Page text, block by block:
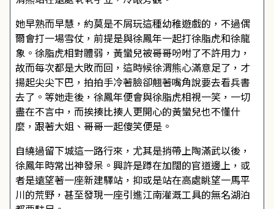
她早熟而早慧，約莫是不屑玩這種幼稚遊戲的，不過偶
爾會打一場雪仗，前提是與徐鳳年一起打徐脂虎和徐龍
象。徐脂虎相對體弱，黃蠻兒被哥哥吩咐了不許用力，
故而每次都是大敗而回，這時候徐渭熊心滿意足了，才
揚起尖尖下巴，拍拍手冷著臉卻翹著嘴角說要去看兵書
去了。等她走後，徐鳳年便會與徐脂虎相視一笑，一切
盡在不言中，而挨揍比揍人更開心的黃蠻兒也不懂什
麼，跟著大姐、哥哥一起傻笑便是。
自繞過留下城這一路行來，尤其是捎帶上陶滿武以後，
徐鳳年時常出神發呆。興許是蹲在加闊的官道邊上，或
者是遠望著一座新建驛站，抑或是站在高處眺望一馬平
川的荒野，甚至發現一座引進江南灌溉工具的無名湖泊